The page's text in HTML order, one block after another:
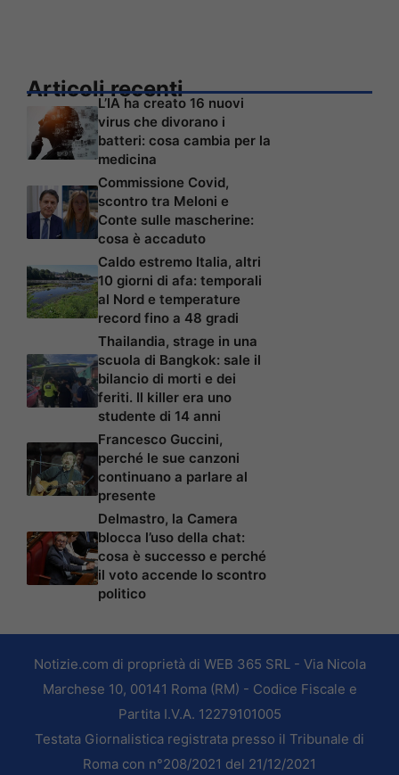
Articoli recenti
L’IA ha creato 16 nuovi
virus che divorano i
batteri: cosa cambia per la
medicina
Commissione Covid,
scontro tra Meloni e
Conte sulle mascherine:
cosa è accaduto
Caldo estremo Italia, altri
10 giorni di afa: temporali
al Nord e temperature
record fino a 48 gradi
Thailandia, strage in una
scuola di Bangkok: sale il
bilancio di morti e dei
feriti. Il killer era uno
studente di 14 anni
Francesco Guccini,
perché le sue canzoni
continuano a parlare al
presente
Delmastro, la Camera
blocca l’uso della chat:
cosa è successo e perché
il voto accende lo scontro
politico
Notizie.com di proprietà di WEB 365 SRL - Via Nicola
Marchese 10, 00141 Roma (RM) - Codice Fiscale e
Partita I.V.A. 12279101005
Testata Giornalistica registrata presso il Tribunale di
Roma con n°208/2021 del 21/12/2021